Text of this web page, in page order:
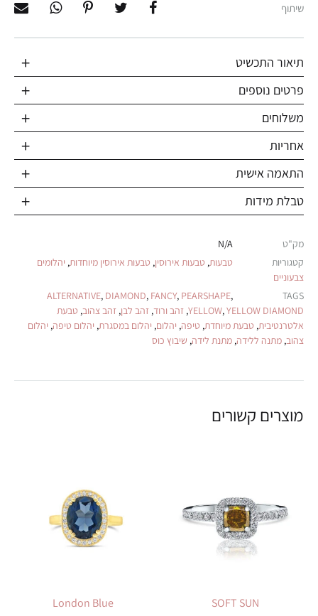
שיתוף
תיאור התכשיט
פרטים נוספים
משלוחים
אחריות
התאמה אישית
טבלת מידות
מק"ט
N/A
קטגוריות
טבעות, טבעות אירוסין, טבעות אירוסין מיוחדות, יהלומים
צבעוניים
TAGS
ALTERNATIVE, DIAMOND, FANCY, PEARSHAPE,
YELLOW,YELLOW DIAMOND
, זהב ורוד, זהב לבן, זהב צהוב, טבעת
אלטרנטיבית, טבעת מיוחדת, טיפה, יהלום, יהלום במסגרת, יהלום טיפה, יהלום
צהוב, מתנה ללידה, מתנת לידה, שיבוץ כוס
מוצרים קשורים
SOFT SUN
London Blue